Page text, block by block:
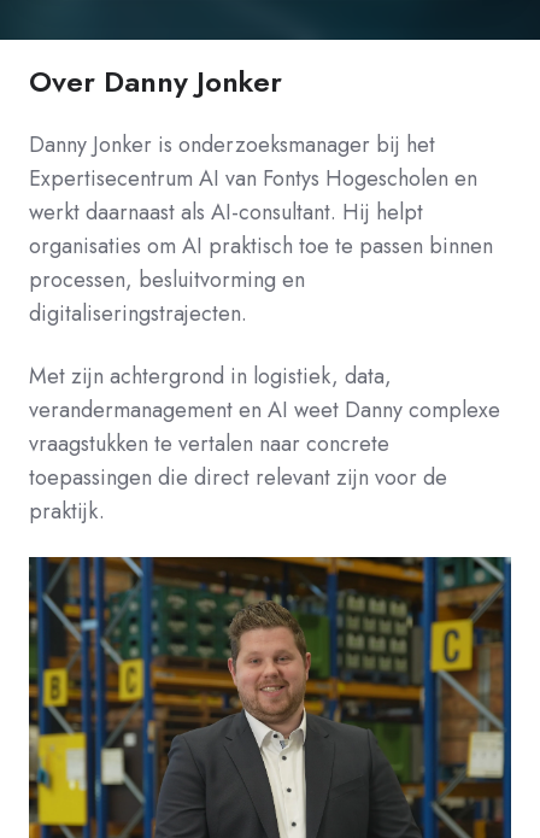
Over Danny Jonker
Danny Jonker is onderzoeksmanager bij het
Expertisecentrum AI van Fontys Hogescholen en
werkt daarnaast als AI-consultant. Hij helpt
organisaties om AI praktisch toe te passen binnen
processen, besluitvorming en
digitaliseringstrajecten.
Met zijn achtergrond in logistiek, data,
verandermanagement en AI weet Danny complexe
vraagstukken te vertalen naar concrete
toepassingen die direct relevant zijn voor de
praktijk.